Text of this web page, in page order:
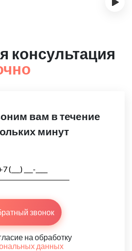
консультация
вам в течение
минут
звонок
на обработку
данных